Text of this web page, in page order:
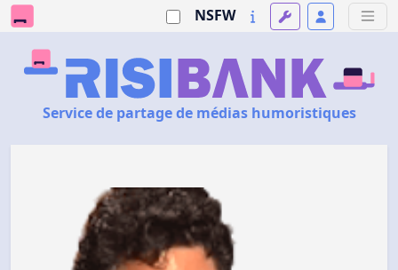
NSFW
Service de partage de médias humoristiques